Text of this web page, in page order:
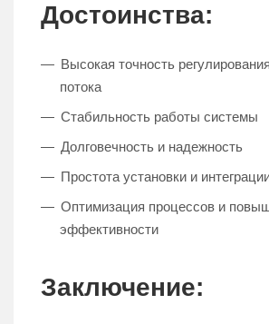
Достоинства:
Высокая точность
потока
Стабильность работы системы
Долговечность и надежность
Простота установки и
Оптимизация процессов и
эффективности
Заключение: